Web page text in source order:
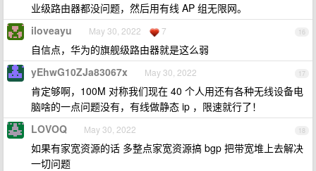
业级路由器都没问题，然后用有线 AP 组无限网。
16
iloveayu May 30, 2022 7
自信点，华为的旗舰级路由器就是这么弱
17
yEhwG10ZJa83067x May 30, 2022
肯定够啊，100M 对称我们现在 40 个人用还有各种无线设备电
脑啥的一点问题没有，有线做静态 ip ，限速就行了！
18
LOVOQ May 30, 2022
如果有家宽资源的话 多整点家宽资源搞 bgp 把带宽堆上去解决
一切问题